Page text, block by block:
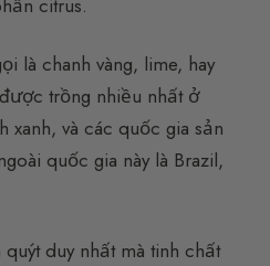
citrus.
là chanh vàng, lime, hay
trồng nhiều nhất ở
xanh, và các quốc gia sản
quốc gia này là Brazil,
duy nhất mà tinh chất